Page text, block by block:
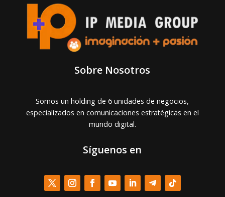
Sobre Nosotros
Somos un holding de 6 unidades de negocios,
especializados en comunicaciones estratégicas en el
mundo digital.
Síguenos en